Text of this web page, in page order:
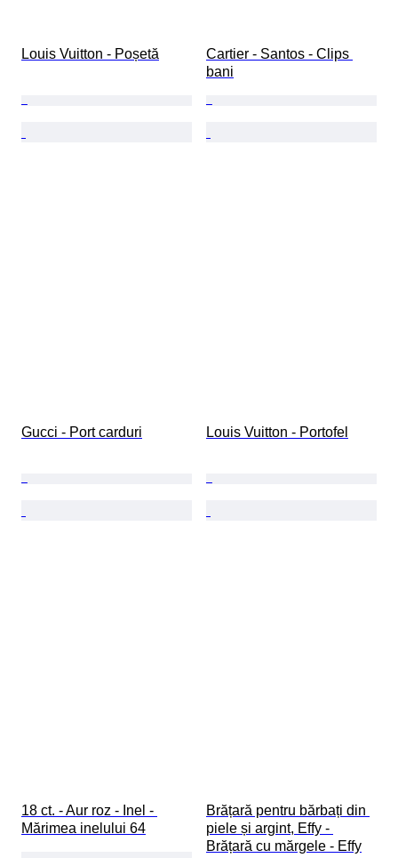
Louis Vuitton - Poșetă
Cartier - Santos - Clips
bani
Gucci - Port carduri Louis Vuitton - Portofel
18 ct. - Aur roz - Inel -
Mărimea inelului 64
Brățară pentru bărbați din
piele și argint, Effy -
Brățară cu mărgele - Effy